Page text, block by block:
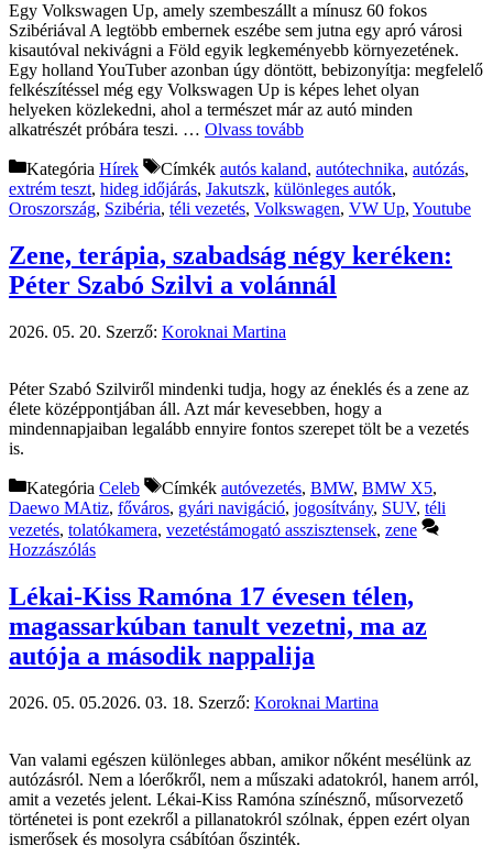
Egy Volkswagen Up, amely szembeszállt a mínusz 60 fokos
Szibériával A legtöbb embernek eszébe sem jutna egy apró városi
kisautóval nekivágni a Föld egyik legkeményebb környezetének.
Egy holland YouTuber azonban úgy döntött, bebizonyítja: megfelelő
felkészítéssel még egy Volkswagen Up is képes lehet olyan
helyeken közlekedni, ahol a természet már az autó minden
alkatrészét próbára teszi. … Olvass tovább
Kategória Hírek Címkék autós kaland, autótechnika, autózás,
extrém teszt, hideg időjárás, Jakutszk, különleges autók,
Oroszország, Szibéria, téli vezetés, Volkswagen, VW Up, Youtube
Zene, terápia, szabadság négy keréken:
Péter Szabó Szilvi a volánnál
2026. 05. 20. Szerző: Koroknai Martina
Péter Szabó Szilviről mindenki tudja, hogy az éneklés és a zene az
élete középpontjában áll. Azt már kevesebben, hogy a
mindennapjaiban legalább ennyire fontos szerepet tölt be a vezetés
is.
Kategória Celeb Címkék autóvezetés, BMW, BMW X5,
Daewo MAtiz, főváros, gyári navigáció, jogosítvány, SUV, téli
vezetés, tolatókamera, vezetéstámogató asszisztensek, zene
Hozzászólás
Lékai-Kiss Ramóna 17 évesen télen,
magassarkúban tanult vezetni, ma az
autója a második nappalija
2026. 05. 05.2026. 03. 18. Szerző: Koroknai Martina
Van valami egészen különleges abban, amikor nőként mesélünk az
autózásról. Nem a lóerőkről, nem a műszaki adatokról, hanem arról,
amit a vezetés jelent. Lékai‑Kiss Ramóna színésznő, műsorvezető
történetei is pont ezekről a pillanatokról szólnak, éppen ezért olyan
ismerősek és mosolyra csábítóan őszinték.